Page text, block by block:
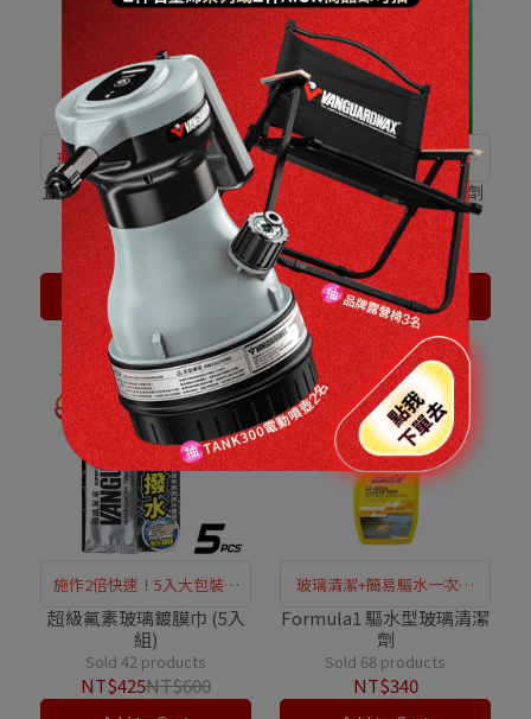
形成堅固撥雨層，120天強
勁撥水
120天爆撥雨高分子氟矽 擋
風玻璃撥水劑
Sold 176 products
NT$290
Add to Cart
使玻璃清晰透徹，徹底去除
油膜
CUT強力玻璃油膜去除劑
Sold 107 products
NT$200
Add to Cart
施作2倍快速！5入大包裝用
更久
超級氟素玻璃鍍膜巾 (5入
組)
Sold 42 products
NT$425NT$600
玻璃清潔+簡易驅水一次搞
定
Formula1 驅水型玻璃清潔
劑
Sold 68 products
NT$340